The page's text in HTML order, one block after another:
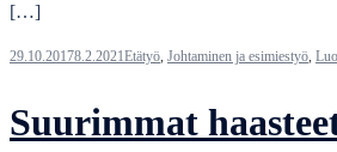
[…]
29.10.20178.2.2021Etätyö, Johtaminen ja esimiestyö,
Suurimmat